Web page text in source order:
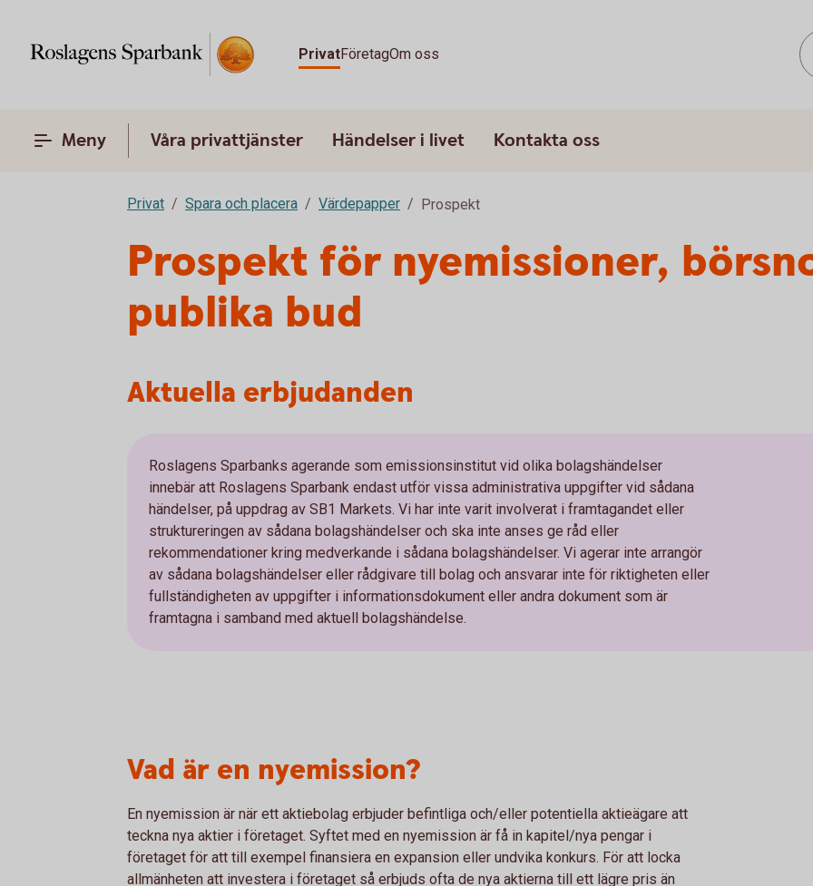
PrivatFöretagOm oss
Meny Våra privattjänster Händelser i livet Kontakta oss
Privat Spara och placera Värdepapper Prospekt
Prospekt för nyemissioner,
publika bud
Aktuella erbjudanden
Roslagens Sparbanks agerande som emissionsinstitut vid olika bolagshändelser
innebär att Roslagens Sparbank endast utför vissa administrativa uppgifter vid sådana
händelser, på uppdrag av SB1 Markets. Vi har inte varit involverat i framtagandet eller
struktureringen av sådana bolagshändelser och ska inte anses ge råd eller
rekommendationer kring medverkande i sådana bolagshändelser. Vi agerar inte arrangör
av sådana bolagshändelser eller rådgivare till bolag och ansvarar inte för riktigheten eller
fullständigheten av uppgifter i informationsdokument eller andra dokument som är
framtagna i samband med aktuell bolagshändelse.
Vad är en nyemission?
En nyemission är när ett aktiebolag erbjuder befintliga och/eller potentiella aktieägare att
teckna nya aktier i företaget. Syftet med en nyemission är få in kapitel/nya pengar i
företaget för att till exempel finansiera en expansion eller undvika konkurs. För att locka
allmänheten att investera i företaget så erbjuds ofta de nya aktierna till ett lägre pris än